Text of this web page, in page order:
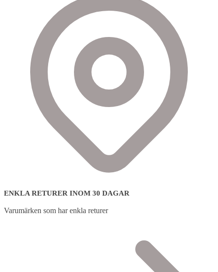
ENKLA RETURER INOM 30 DAGAR
Varumärken som har enkla returer